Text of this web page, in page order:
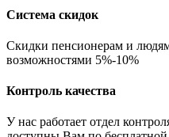
Система скидок
Скидки пенсионерам и
возможностями 5%-10%
Контроль качества
У нас работает отдел